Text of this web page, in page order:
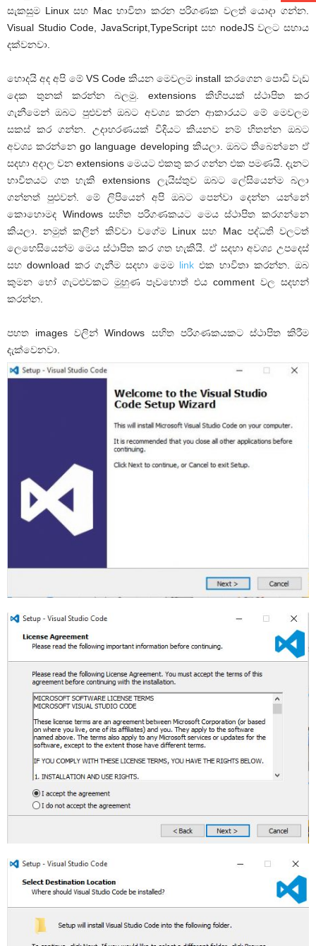
සැකසුම Linux සහ Mac භාවිතා කරන පරිගණක වලත් යොදා ගන්න.
Visual Studio Code, JavaScript,TypeScript සහ nodeJS වලට සහාය
දක්වනවා.
හොදයි අද අපි මේ VS Code කියන මෙවලම install කරගෙන පොඩි වැඩ
දෙක තුනක් කරන්න බලමු. extensions කිහිපයක් ස්ථාපිත කර
ගැනීමෙන් ඔබට පුළුවන් ඔබට අවශ්‍ය කරන ආකාරයට මේ මෙවලම
සකස් කර ගන්න. උදාහරණයක් විදියට කියනව නම් හිතන්න ඔබට
අවශ්‍ය කරන්නෙ go language developing කියලා. ඔබට තිබෙන්නෙ ඒ
සදහා අදාල වන extensions මෙයට එකතු කර ගන්න එක පමණයි. දැනට
භාවිතයට ගත හැකි extensions ලැයිස්තුව ඔබට ලේසියෙන්ම බලා
ගන්නත් පුළුවන්. මේ ලිපියෙන් අපි ඔබට පෙන්වා දෙන්න යන්නේ
කොහොමද Windows සහිත පරිගණකයට මෙය ස්ථාපිත කරගන්නෙ
කියලා. නමුත් කලින් කිව්වා වගේම Linux සහ Mac පද්ධති වලටත්
ලෙහෙසියෙන්ම මෙය ස්ථාපිත කර ගත හැකියි. ඒ සදහා අවශ්‍ය උපදෙස්
සහ download කර ගැනීම සදහා මෙම link එක භාවිතා කරන්න. ඔබ
කුමන හෝ ගැටළුවකට මුහුණ පෑවහොත් එය comment වල සදහන්
කරන්න.
පහත images වලින් Windows සහිත පරිගණකයකට ස්ථාපිත කිරීම
දැක්වෙනවා.